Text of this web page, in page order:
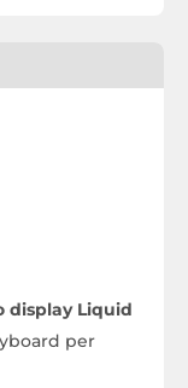
display Liquid
per